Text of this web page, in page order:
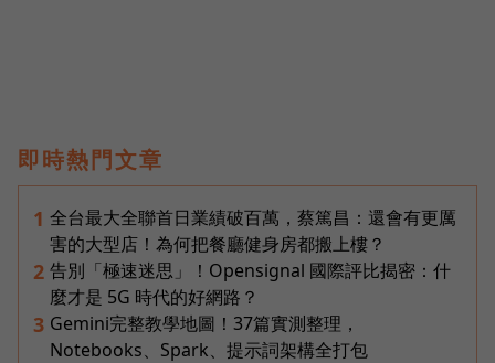
即時熱門文章
1 全台最大全聯首日業績破百萬，蔡篤昌：還會有更厲
害的大型店！為何把餐廳健身房都搬上樓？
2 告別「極速迷思」！Opensignal 國際評比揭密：什
麼才是 5G 時代的好網路？
3 Gemini完整教學地圖！37篇實測整理，
Notebooks、Spark、提示詞架構全打包